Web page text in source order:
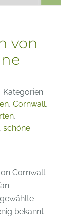
von
| Kategorien:
, Cornwall,
,
, schöne
Cornwall
bekannt